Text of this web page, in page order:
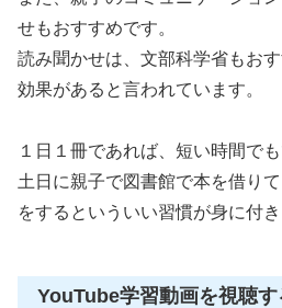
せもおすすめです。
読み聞かせは、文部科学省もお
効果があると言われています。
１日１冊であれば、短い時間でも
土日に親子で図書館で本を借り
をするといういい習慣が身に付き
YouTube学習動画を視聴す